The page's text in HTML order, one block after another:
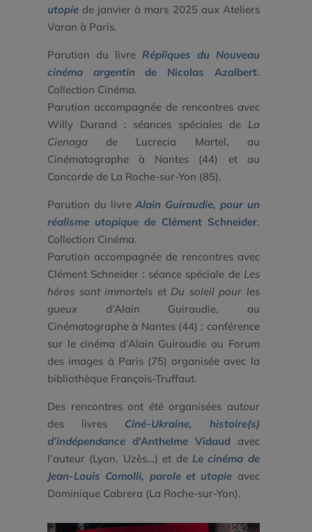
utopie de janvier à mars 2025 aux Ateliers
Varan à Paris.
Parution du livre Répliques du Nouveau
cinéma argentin de Nicolas Azalbert.
Collection Cinéma.
Parution accompagnée de rencontres avec
Willy Durand : séances spéciales de La
Cienaga de Lucrecia Martel, au
Cinématographe à Nantes (44) et au
Concorde de La Roche-sur-Yon (85).
Parution du livreAlain Guiraudie, pour un
réalisme utopiquede Clément Schneider.
Collection Cinéma.
Parution accompagnée de rencontres avec
Clément Schneider : séance spéciale de Les
héros sont immortels et Du soleil pour les
gueux d’Alain Guiraudie, au
Cinématographe à Nantes (44) ; conférence
sur le cinéma d’Alain Guiraudie au Forum
des images à Paris (75) organisée avec la
bibliothèque François-Truffaut.
Des rencontres ont été organisées autour
des livres Ciné-Ukraine, histoire(s)
d’indépendance d’Anthelme Vidaud avec
l’auteur (Lyon, Uzès…) et de Le cinéma de
Jean-Louis Comolli, parole et utopie avec
Dominique Cabrera (La Roche-sur-Yon).